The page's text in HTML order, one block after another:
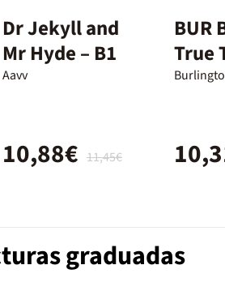
Dr Jekyll and
Mr Hyde – B1
Aavv
11,45€
10,88€
BUR
True
graduadas